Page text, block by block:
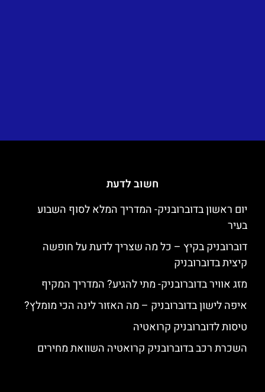
חשוב לדעת
יום ראשון בדוברובניק- המדריך המלא לסוף השבוע
בעיר
דוברובניק בקיץ – כל מה שצריך לדעת על חופשה
קיצית בדוברובניק
מזג אוויר בדוברובניק- מתי להגיע? המדריך המקיף
איפה לישון בדוברובניק – מה האזור לינה הכי מומלץ?
טיסות לדוברובניק קרואטיה
השכרת רכב בדוברובניק קרואטיה השוואת מחירים